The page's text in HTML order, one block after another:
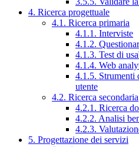
4. Ricerca progettuale
4.1. Ricerca primaria
4.1.1. Interviste
4.1.2.
4.1.3. Test di
4.1.4. Web
4.1.5. Strumenti
utente
4.2. Ricerca secondaria
4.2.1. Ricerca
4.2.2. Analisi
4.2.3.
5. Progettazione dei servizi